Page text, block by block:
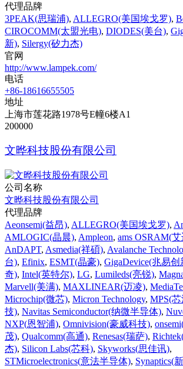
代理品牌
3PEAK(思瑞浦), ALLEGRO(美国埃戈罗),
CIROCOMM(太盟光电), DIODES(美台),
新), Silergy(矽力杰)
官网
http://www.lampek.com/
电话
+86-18616655505
地址
上海市莲花路1978号E幢6楼A1
200000
文晔科技股份有限公司
公司名称
文晔科技股份有限公司
代理品牌
Aeonsemi(益昂), ALLEGRO(美国埃戈罗),
AMLOGIC(晶晨), Ampleon, ams OSRAM(
AnDAPT, Asmedia(祥碩), Avalanche
台), Efinix, ESMT(晶豪), GigaDevice(兆易创
奇), Intel(英特尔), LG, Lumileds(亮锐),
Marvell(美满), MAXLINEAR(迈凌),
Microchip(微芯), Micron Technology, MPS(
技), Navitas Semiconductor(纳微半导体),
NXP(恩智浦), Omnivision(豪威科技),
茂), Qualcomm(高通), Renesas(瑞萨),
杰), Silicon Labs(芯科), Skyworks(思佳讯),
STMicroelectronics(意法半导体), Synaptics(